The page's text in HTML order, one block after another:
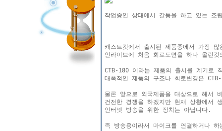
작업중인 상태에서 갈등을 하고 있는 조
캐스트킷에서 출시된 제품중에서 가장
인라이브에 처음 회로도면을 하나 올린
CTB-180 이라는 제품의 출시를 계기로
대폭적인 제품의 구조나 회로변경은
물론 앞으로 외국제품을 대상으로 해서
건전한 경쟁을 하겠지만 현재 상황에서
인터넷 방송을 위한 장치는 아닙니다.
즉 방송용이라서 마이크를 연결하거나